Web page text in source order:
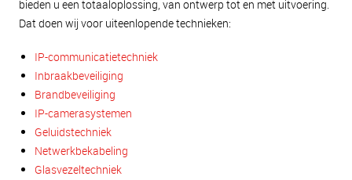
bieden u een totaaloplossing, van ontwerp tot en met uitvoering.
Dat doen wij voor uiteenlopende technieken:
IP-communicatietechniek
Inbraakbeveiliging
Brandbeveiliging
IP-camerasystemen
Geluidstechniek
Netwerkbekabeling
Glasvezeltechniek